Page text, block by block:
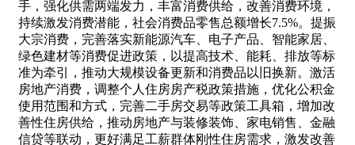
手，强化供需两端发力，丰富消费供给，改善消费环境，
持续激发消费潜能，社会消费品零售总额增长7.5%。提振
大宗消费，完善落实新能源汽车、电子产品、智能家居、
绿色建材等消费促进政策，以提高技术、能耗、排放等标
准为牵引，推动大规模设备更新和消费品以旧换新。激活
房地产消费，调整个人住房房产税政策措施，优化公积金
使用范围和方式，完善二手房交易等政策工具箱，增加改
善性住房供给，推动房地产与装修装饰、家电销售、金融
信贷等联动，更好满足工薪群体刚性住房需求，激发改善